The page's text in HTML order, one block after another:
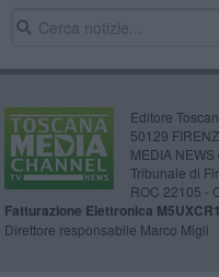
Editore
50129
MEDIA
Tribunale di
ROC 22105 -
Fatturazione Elettronica
Direttore responsabile Marco Migli